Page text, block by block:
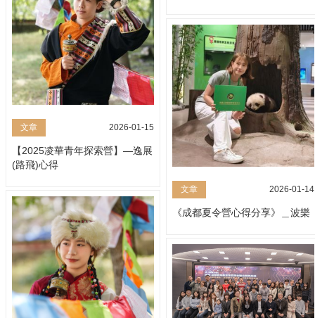
文章 2026-01-15
【2025凌華青年探索營】—逸展
(路飛)心得
文章 2026-01-14
《成都夏令營心得分享》＿波樂